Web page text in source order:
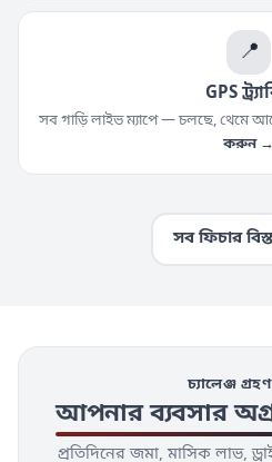
📍
GPS
সব গাড়ি লাইভ ম্যাপে — চলছে, থেমে
করুন →
সব ফিচার
চ্যালেঞ্জ
আপনার ব্যবসার
প্রতিদিনের জমা, মাসিক লাভ,